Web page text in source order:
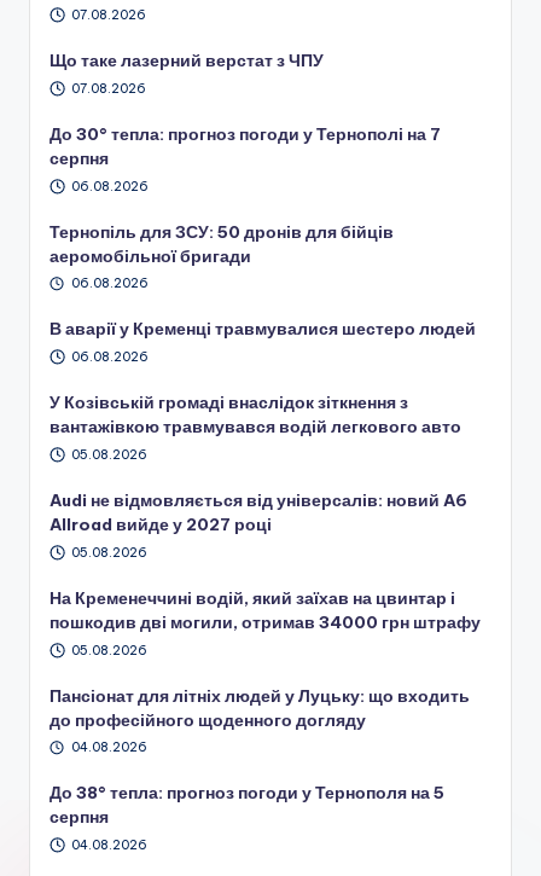
07.08.2026
Що таке лазерний верстат з ЧПУ
07.08.2026
До 30° тепла: прогноз погоди у Тернополі на 7
серпня
06.08.2026
Тернопіль для ЗСУ: 50 дронів для бійців
аеромобільної бригади
06.08.2026
В аварії у Кременці травмувалися шестеро людей
06.08.2026
У Козівській громаді внаслідок зіткнення з
вантажівкою травмувався водій легкового авто
05.08.2026
Audi не відмовляється від універсалів: новий A6
Allroad вийде у 2027 році
05.08.2026
На Кременеччині водій, який заїхав на цвинтар і
пошкодив дві могили, отримав 34000 грн штрафу
05.08.2026
Пансіонат для літніх людей у Луцьку: що входить
до професійного щоденного догляду
04.08.2026
До 38° тепла: прогноз погоди у Тернополя на 5
серпня
04.08.2026